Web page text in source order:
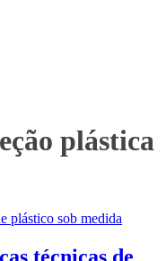
plástica
técnicas de